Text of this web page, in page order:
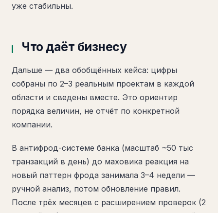
уже стабильны.
Что даёт бизнесу
Дальше — два обобщённых кейса: цифры
собраны по 2–3 реальным проектам в каждой
области и сведены вместе. Это ориентир
порядка величин, не отчёт по конкретной
компании.
В антифрод-системе банка (масштаб ~50 тыс
транзакций в день) до маховика реакция на
новый паттерн фрода занимала 3–4 недели —
ручной анализ, потом обновление правил.
После трёх месяцев с расширением проверок (2